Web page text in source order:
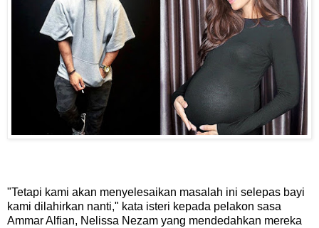
"Tetapi kami akan menyelesaikan masalah ini selepas bayi
kami dilahirkan nanti," kata isteri kepada pelakon sasa
Ammar Alfian, Nelissa Nezam yang mendedahkan mereka